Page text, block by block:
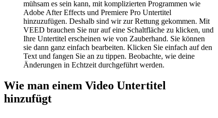
mühsam es sein kann, mit komplizierten Programmen wie
Adobe After Effects und Premiere Pro Untertitel
hinzuzufügen. Deshalb sind wir zur Rettung gekommen. Mit
VEED brauchen Sie nur auf eine Schaltfläche zu klicken, und
Ihre Untertitel erscheinen wie von Zauberhand. Sie können
sie dann ganz einfach bearbeiten. Klicken Sie einfach auf den
Text und fangen Sie an zu tippen. Beobachte, wie deine
Änderungen in Echtzeit durchgeführt werden.
Wie man einem Video Untertitel
hinzufügt